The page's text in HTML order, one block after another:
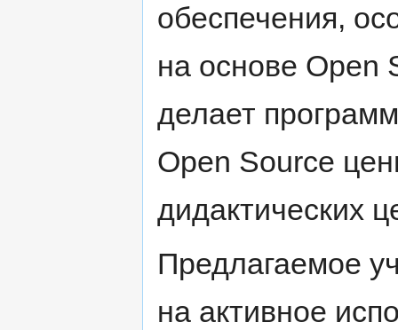
обеспечения,
на основе Open
делает
Open Source
дидактических
Предлагаемое
на активное